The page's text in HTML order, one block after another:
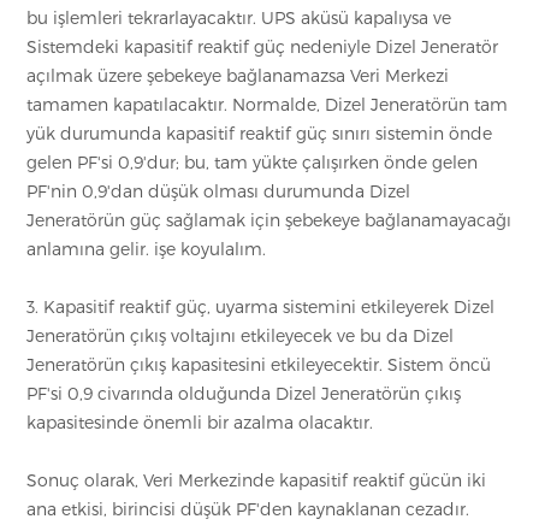
bu işlemleri tekrarlayacaktır. UPS aküsü kapalıysa ve
Sistemdeki kapasitif reaktif güç nedeniyle Dizel Jeneratör
açılmak üzere şebekeye bağlanamazsa Veri Merkezi
tamamen kapatılacaktır. Normalde, Dizel Jeneratörün tam
yük durumunda kapasitif reaktif güç sınırı sistemin önde
gelen PF'si 0,9'dur; bu, tam yükte çalışırken önde gelen
PF'nin 0,9'dan düşük olması durumunda Dizel
Jeneratörün güç sağlamak için şebekeye bağlanamayacağı
anlamına gelir. işe koyulalım.
3. Kapasitif reaktif güç, uyarma sistemini etkileyerek Dizel
Jeneratörün çıkış voltajını etkileyecek ve bu da Dizel
Jeneratörün çıkış kapasitesini etkileyecektir. Sistem öncü
PF'si 0,9 civarında olduğunda Dizel Jeneratörün çıkış
kapasitesinde önemli bir azalma olacaktır.
Sonuç olarak, Veri Merkezinde kapasitif reaktif gücün iki
ana etkisi, birincisi düşük PF'den kaynaklanan cezadır.